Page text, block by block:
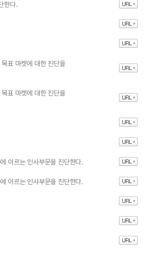
한다.
표 마켓에 대한 진단을
표 마켓에 대한 진단을
이르는 인사부문을 진단한다.
이르는 인사부문을 진단한다.